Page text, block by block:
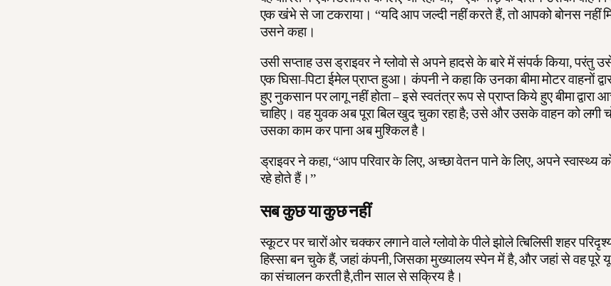
एक खंभे से जा टकराया। “यदि आप जल्दी नहीं करते हैं, तो आपको बोनस नहीं
उसने कहा।
उसी सप्ताह उस ड्राइवर ने ग्लोवो से अपने हादसे के बारे में संपर्क किया, परंतु
एक घिसा-पिटा ईमेल प्राप्त हुआ। कंपनी ने कहा कि उनका बीमा मोटर वाहनों
हुए नुकसान पर लागू नहीं होता – इसे स्वतंत्र रूप से प्राप्त किये हुए बीमा द्वारा
चाहिए। वह युवक अब पूरा बिल खुद चुका रहा है; उसे और उसके वाहन को लगी
उसका काम कर पाना अब मुश्किल है।
ड्राइवर ने कहा, “आप परिवार के लिए, अच्छा वेतन पाने के लिए, अपने स्वास्थ्य
रहे होते हैं।”
सब कुछ या कुछ नहीं
स्कूटर पर चारों ओर चक्कर लगाने वाले ग्लोवो के पीले झोले त्बिलिसी शहर
हिस्सा बन चुके हैं, जहां कंपनी, जिसका मुख्यालय स्पेन में है, और जहां से वह पूरे
का संचालन करती है,तीन साल से सक्रिय है।